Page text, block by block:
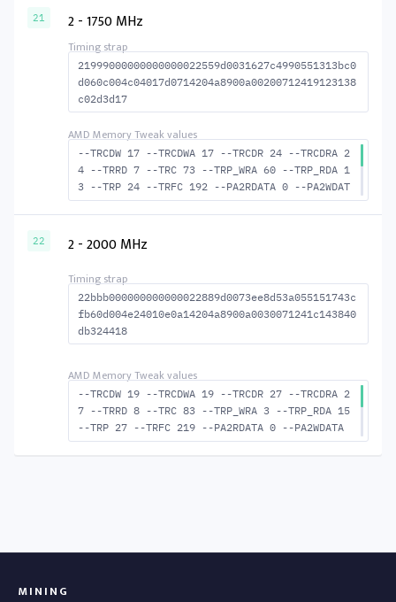
MACTWR 52 --RAS2RAS 178 --RP 42 --WRPLUSRP 5
21 2 - 1750 MHz
21999000000000000022559d0031627c4990551313bc0
d060c004c04017d0714204a8900a00200712419123138
c02d3d17
--TRCDW 17 --TRCDWA 17 --TRCDR 24 --TRCDRA 2
4 --TRRD 7 --TRC 73 --TRP_WRA 60 --TRP_RDA 1
3 --TRP 24 --TRFC 192 --PA2RDATA 0 --PA2WDAT
A 0 --TFAW 12 --TCRCRL 2 --TCRCWL 4 --TFAW32
-ACTWR 56 --RAS2RAS 192 --RP 45 --WRPLUSRP 6
22 2 - 2000 MHz
22bbb000000000000022889d0073ee8d53a055151743c
fb60d004e24010e0a14204a8900a0030071241c143840
db324418
--TRCDW 19 --TRCDWA 19 --TRCDR 27 --TRCDRA 2
7 --TRRD 8 --TRC 83 --TRP_WRA 3 --TRP_RDA 15
--TRP 27 --TRFC 219 --PA2RDATA 0 --PA2WDATA
0 --TFAW 14 --TCRCRL 2 --TCRCWL 4 --TFAW32 9
MINING